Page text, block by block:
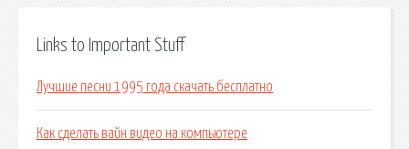
Links to Important Stuff
Лучшие песни 1995 года скачать бесплатно
Как сделать вайн видео на компьютере